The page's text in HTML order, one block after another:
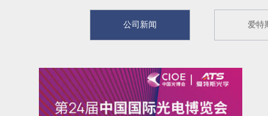
公司新闻 爱特